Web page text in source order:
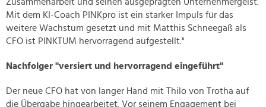
Mit dem KI-Coach PINKpro ist ein starker Impuls für das
weitere Wachstum gesetzt und mit Matthis Schneegaß als
CFO ist PINKTUM hervorragend aufgestellt."
Nachfolger "versiert und hervorragend eingeführt"
Der neue CFO hat von langer Hand mit Thilo von Trotha auf
die Übergabe hingearbeitet. Vor seinem Engagement bei